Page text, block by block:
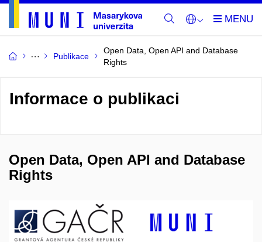
Publikace
Open Data, Open API and Database
Rights
Informace o publikaci
Open Data, Open API and Database
Rights